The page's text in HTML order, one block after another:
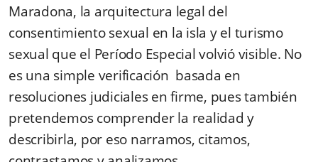
Maradona, la arquitectura legal del
consentimiento sexual en la isla y el turismo
sexual que el Período Especial volvió visible. No
es una simple verificación basada en
resoluciones judiciales en firme, pues también
pretendemos comprender la realidad y
describirla, por eso narramos, citamos,